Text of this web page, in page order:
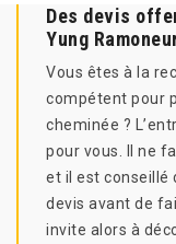
Des devis
Yung
Vous êtes à la
compétent pour
cheminée ?
pour vous. Il ne
et il est conseillé
devis avant de
invite alors à